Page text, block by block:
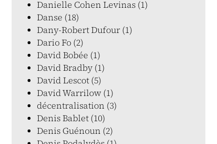
Danielle Cohen Levinas (1)
Danse (18)
Dany-Robert Dufour (1)
Dario Fo (2)
David Bobée (1)
David Bradby (1)
David Lescot (5)
David Warrilow (1)
décentralisation (3)
Denis Bablet (10)
Denis Guénoun (2)